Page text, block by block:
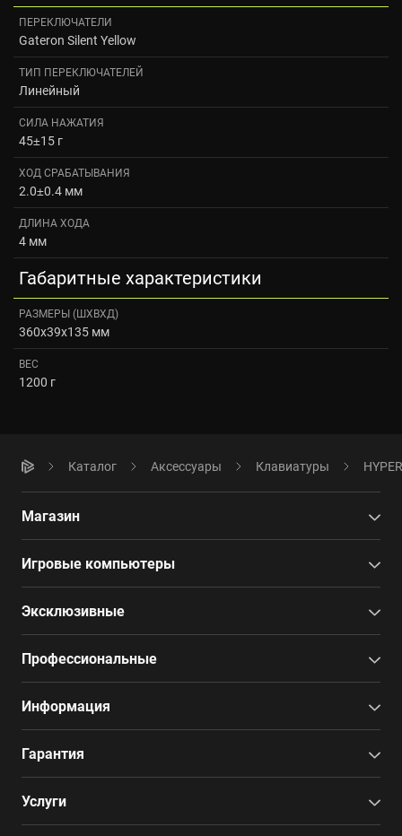
ПЕРЕКЛЮЧАТЕЛИ
Gateron Silent Yellow
ТИП ПЕРЕКЛЮЧАТЕЛЕЙ
Линейный
СИЛА НАЖАТИЯ
45±15 г
ХОД СРАБАТЫВАНИЯ
2.0±0.4 мм
ДЛИНА ХОДА
4 мм
Габаритные характеристики
РАЗМЕРЫ (ШXВXД)
360x39x135 мм
ВЕС
1200 г
Каталог Аксессуары Клавиатуры
Магазин
Игровые компьютеры
Эксклюзивные
Профессиональные
Информация
Гарантия
Услуги